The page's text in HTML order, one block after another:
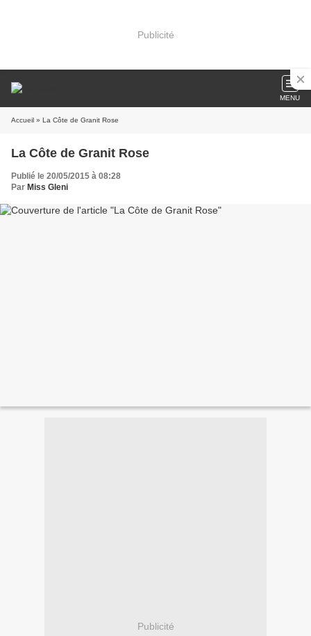
Publicité
MENU
Accueil » La Côte de Granit Rose
La Côte de Granit Rose
Publié le 20/05/2015 à 08:28
Par Miss Gleni
Publicité